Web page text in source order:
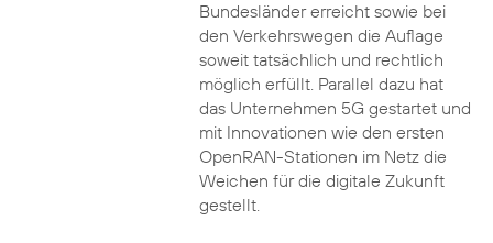
Bundesländer erreicht sowie bei
den Verkehrswegen die Auflage
soweit tatsächlich und rechtlich
möglich erfüllt. Parallel dazu hat
das Unternehmen 5G gestartet und
mit Innovationen wie den ersten
OpenRAN-Stationen im Netz die
Weichen für die digitale Zukunft
gestellt.